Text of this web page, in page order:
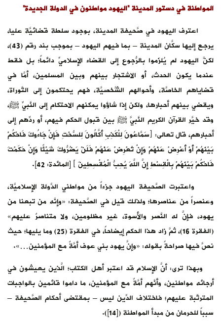
المواطنة في دستور المدينة “اليهود مواطنون في الدولة الجديدة”
اعترف اليهود في صَّحيفة المدينة، بوجود سلطة قضائيَّة عليا،
يرجع إليها سكَّان المدينة – بما فيهم اليهود – بموجب بند رقم (43)،
لكنَّ اليهود لم يُلزَموا بالرُّجوع إلى القضاء الإسلاميِّ دائماً؛ بل فقط
عندما يكون الحدث، أو الاشتجار بينهم وبين المسلمين، أمَّا في
قضاياهم الخاصَّة، وأحوالهم الشَّخصيَّة، فهم يحتكمون إلى التَّوراة،
ويقضي بينهم أحبارها، ولكن إذا شاؤوا يمكنهم الاحتكام إلى النَّبيِّ ﷺ،
وقد خيَّر القرآن الكريم النَّبيَّ ﷺ بين قبول الحكم فيهم، أو ردِّهم إلى
أحبارهم، قال تعالى: ﴿سَمَّاعُونَ لِلْكَذِبِ أَكَّالُونَ لِلسُّحْتِ فَإِنْ جَاءُوكَ فَاحْكُمْ
بَيْنَهُمْ أَوْ أَعْرِضْ عَنْهُمْ وَإِنْ تُعْرِضْ عَنْهُمْ فَلَنْ يَضُرُّوكَ شَيْئًا وَإِنْ حَكَمْتَ
فَاحْكُمْ بَيْنَهُمْ بِالْقِسْطِ إِنَّ اللَّهَ يُحِبُّ الْمُقْسِطِينَ ﴾ [المائدة: 42].
واعتبرت الصَّحيفة اليهود جزءاً من مواطني الدَّولة الإسلاميَّة،
وعنصراً من عناصرها؛ ولذلك قيل في الصَّحيفة: «وإنَّه من تبعنا من
يهود، فإنَّ له النَّصر والأسوة، غير مظلومين، ولا متناصرٌ عليهم»
(الفقرة 16)، ثمَّ زاد هذا الحكم إيضاحاً، في الفقرة (25) وما يليها؛ حيث
نصَّ فيها صراحةً بقوله: «وإنَّ يهود بني عوف أمَّةٌ مع المؤمنين…».
وبهذا ترى: أنَّ الإسلام قد اعتبر أهل الكتاب؛ الَّذين يعيشون في
أرجائه مواطنين، وأنَّهم أمَّةٌ مع المؤمنين، ما داموا قائمين بالواجبات
المترتِّبة عليهم؛ فاختلاف الدِّين ليس – بمقتضى أحكام الصَّحيفة –
سبباً للحرمان من مبدأ المواطنة ([14]).